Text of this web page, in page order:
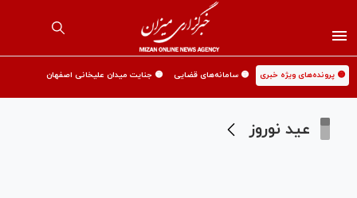
🟡 پرونده‌های ویژه خبری 🟡 سامانه‌های قضایی 🟡 جنایت میدان علیخانی اصفهان
عید نوروز